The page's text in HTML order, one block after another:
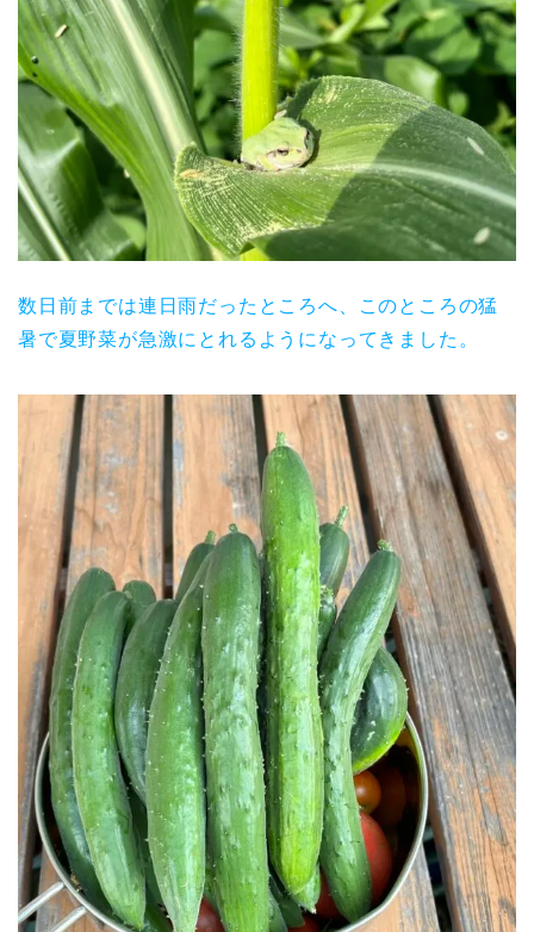
数日前までは連日雨だったところへ、このところの猛
暑で夏野菜が急激にとれるようになってきました。